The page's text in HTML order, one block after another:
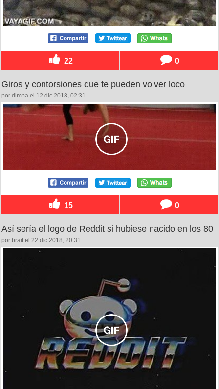
22 0
Giros y contorsiones que te pueden volver loco
por dimba el 12 dic 2018, 02:31
15 0
Así sería el logo de Reddit si hubiese nacido en los 80
por brait el 22 dic 2018, 20:31